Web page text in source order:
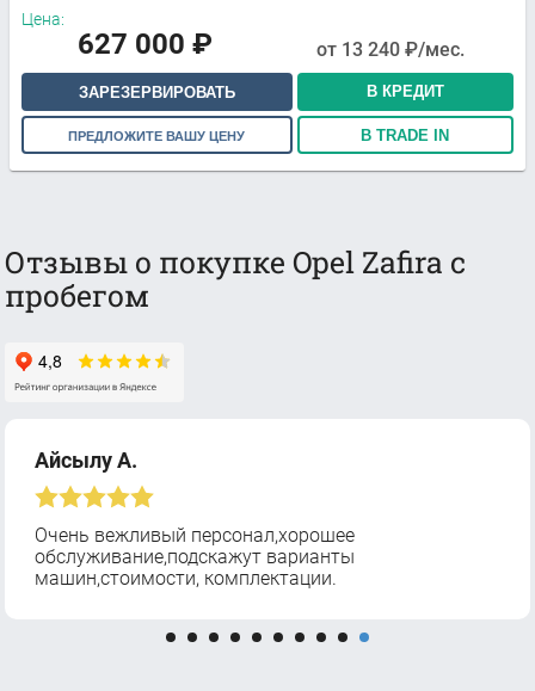
Цена:
627 000 ₽ от 13 240 ₽/мес.
ЗАРЕЗЕРВИРОВАТЬ В КРЕДИТ
ПРЕДЛОЖИТЕ ВАШУ ЦЕНУ В TRADE IN
Отзывы о покупке Opel Zafira с
пробегом
Айсылу А.
Очень вежливый персонал,хорошее
обслуживание,подскажут варианты
машин,стоимости, комплектации.